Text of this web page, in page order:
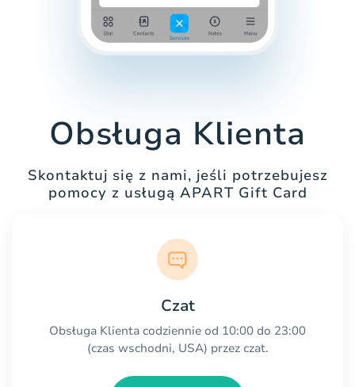
Obsługa Klienta
Skontaktuj się z nami, jeśli potrzebujesz
pomocy z usługą APART Gift Card
Czat
Obsługa Klienta codziennie od 10:00 do 23:00
(czas wschodni, USA) przez czat.